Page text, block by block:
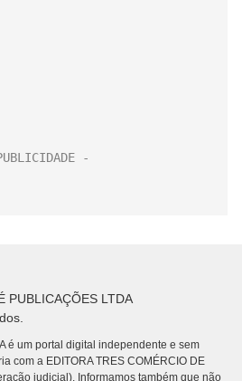
PUBLICAÇÕES LTDA
é um portal digital independente e sem
com a EDITORA TRES COMÉRCIO DE
judicial). Informamos também que não